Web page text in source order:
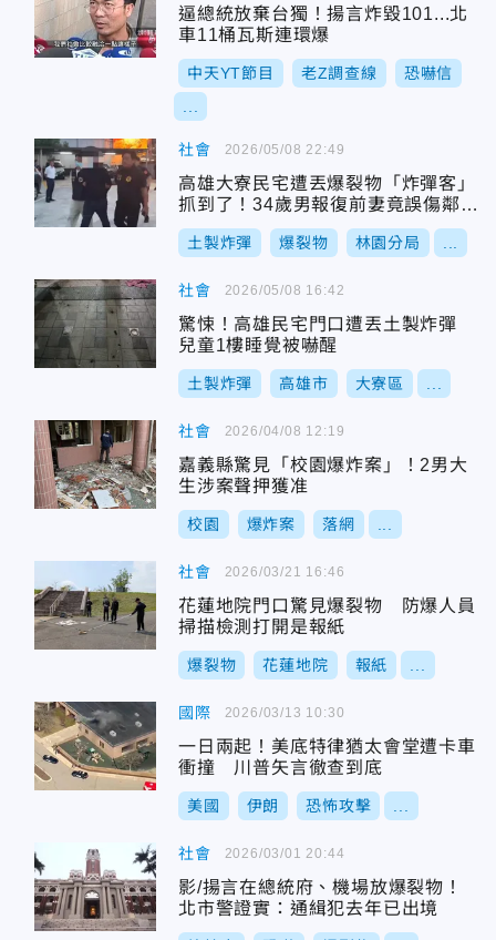
逼總統放棄台獨！揚言炸毀101...北
車11桶瓦斯連環爆
中天YT節目 老Z調查線 恐嚇信
社會
高雄大寮民宅遭丟爆裂物「炸彈客」
抓到了！34歲男報復前妻竟誤傷鄰居
家
土製炸彈 爆裂物 林園分局
2026/05/08 22:49
社會
驚悚！高雄民宅門口遭丟土製炸彈
兒童1樓睡覺被嚇醒
土製炸彈 高雄市 大寮區
2026/05/08 16:42
社會
嘉義縣驚見「校園爆炸案」！2男大
生涉案聲押獲准
校園 爆炸案 落網
2026/04/08 12:19
社會
花蓮地院門口驚見爆裂物 防爆人員
掃描檢測打開是報紙
爆裂物 花蓮地院 報紙
2026/03/21 16:46
國際
一日兩起！美底特律猶太會堂遭卡車
衝撞 川普矢言徹查到底
美國 伊朗 恐怖攻擊
2026/03/13 10:30
社會
影/揚言在總統府、機場放爆裂物！
北市警證實：通緝犯去年已出境
2026/03/01 20:44